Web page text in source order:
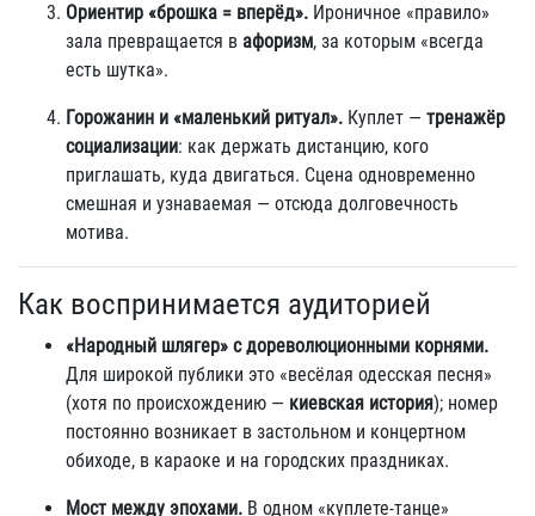
Ориентир «брошка = вперёд». Ироничное «правило»
зала превращается в афоризм, за которым «всегда
есть шутка».
Горожанин и «маленький ритуал». Куплет — тренажёр
социализации: как держать дистанцию, кого
приглашать, куда двигаться. Сцена одновременно
смешная и узнаваемая — отсюда долговечность
мотива.
Как воспринимается аудиторией
«Народный шлягер» с дореволюционными корнями.
Для широкой публики это «весёлая одесская песня»
(хотя по происхождению — киевская история); номер
постоянно возникает в застольном и концертном
обиходе, в караоке и на городских праздниках.
Мост между эпохами. В одном «куплете‑танце»